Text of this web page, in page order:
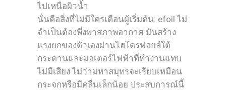
ไปเหนือผิวน้ำ
นั่นคือสิ่งที่ไม่มีใครเตือนผู้เริ่มต้น: efoil ไม่
จำเป็นต้องพึ่งพาสภาพอากาศ มันสร้าง
แรงยกของตัวเองผ่านไฮโดรฟอยล์ใต้
กระดานและมอเตอร์ไฟฟ้าที่ทำงานแทบ
ไม่มีเสียง ไม่ว่ามหาสมุทรจะเรียบเหมือน
กระจกหรือมีคลื่นเล็กน้อย ประสบการณ์นี้